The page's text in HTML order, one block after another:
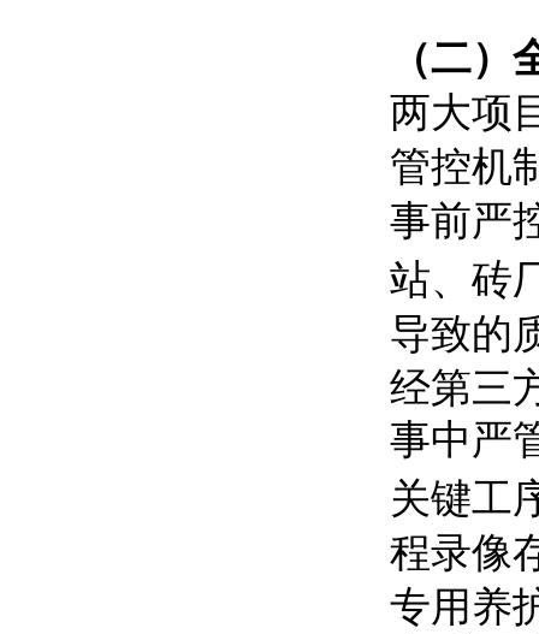
（二
两大项
管控机
事前严
站、砖
导致的
经第三
事中严
关键工
程录像
专用养